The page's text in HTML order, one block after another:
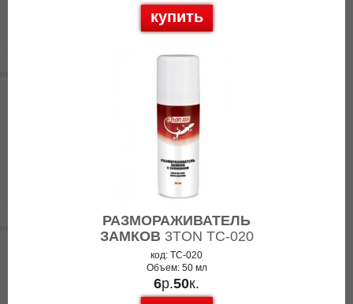
купить
РАЗМОРАЖИВАТЕЛЬ
ЗАМКОВ 3TON TC-020
код: TC-020
Объем: 50 мл
6р.50к.